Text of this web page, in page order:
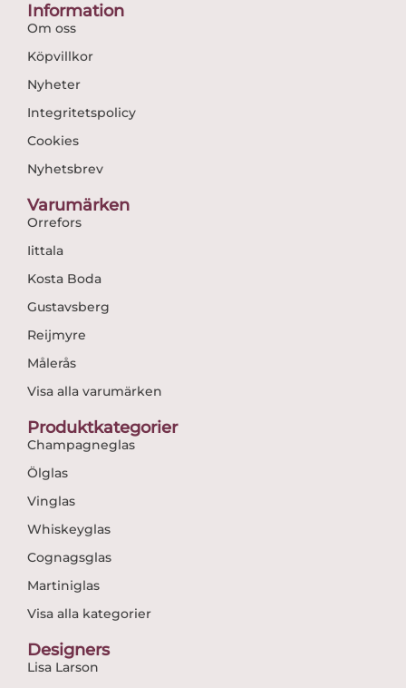
Information
Om oss
Köpvillkor
Nyheter
Integritetspolicy
Cookies
Nyhetsbrev
Varumärken
Orrefors
Iittala
Kosta Boda
Gustavsberg
Reijmyre
Målerås
Visa alla varumärken
Produktkategorier
Champagneglas
Ölglas
Vinglas
Whiskeyglas
Cognagsglas
Martiniglas
Visa alla kategorier
Designers
Lisa Larson